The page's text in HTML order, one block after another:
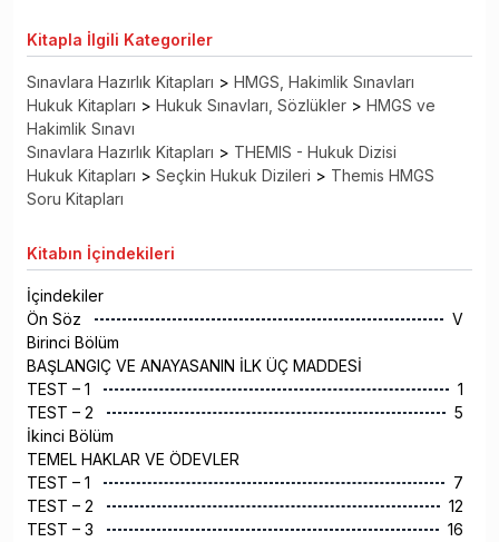
Kitapla İlgili Kategoriler
Sınavlara Hazırlık Kitapları > HMGS, Hakimlik Sınavları
Hukuk Kitapları > Hukuk Sınavları, Sözlükler > HMGS ve
Hakimlik Sınavı
Sınavlara Hazırlık Kitapları > THEMIS - Hukuk Dizisi
Hukuk Kitapları > Seçkin Hukuk Dizileri > Themis HMGS
Soru Kitapları
Kitabın İçindekileri
İçindekiler
Ön Söz
V
Birinci Bölüm
BAŞLANGIÇ VE ANAYASANIN İLK ÜÇ MADDESİ
TEST – 1
1
TEST – 2
5
İkinci Bölüm
TEMEL HAKLAR VE ÖDEVLER
TEST – 1
7
TEST – 2
12
TEST – 3
16